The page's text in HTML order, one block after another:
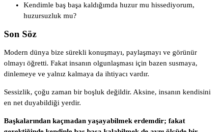
Kendimle baş başa kaldığımda huzur mu hissediyorum,
huzursuzluk mu?
Son Söz
Modern dünya bize sürekli konuşmayı, paylaşmayı ve görünür
olmayı öğretti. Fakat insanın olgunlaşması için bazen susmaya,
dinlemeye ve yalnız kalmaya da ihtiyacı vardır.
Sessizlik, çoğu zaman bir boşluk değildir. Aksine, insanın kendisini
en net duyabildiği yerdir.
Başkalarından kaçmadan yaşayabilmek erdemdir; fakat